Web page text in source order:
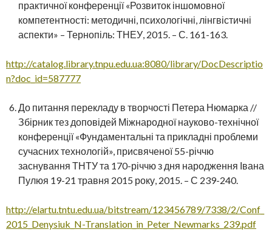
практичної конференції «Розвиток іншомовної
компетентності: методичні, психологічні, лінгвістичні
аспекти» – Тернопіль: ТНЕУ, 2015. – С. 161-163.
http://catalog.library.tnpu.edu.ua:8080/library/DocDescriptio
n?doc_id=587777
До питання перекладу в творчості Петера Нюмарка //
Збірник тез доповідей Міжнародної науково-технічної
конференції «Фундаментальні та прикладні проблеми
сучасних технологій», присвяченої 55-річчю
заснування ТНТУ та 170-річчю з дня народження Івана
Пулюя 19-21 травня 2015 року, 2015. – С 239-240.
http://elartu.tntu.edu.ua/bitstream/123456789/7338/2/Conf_
2015_Denysiuk_N-Translation_in_Peter_Newmarks_239.pdf